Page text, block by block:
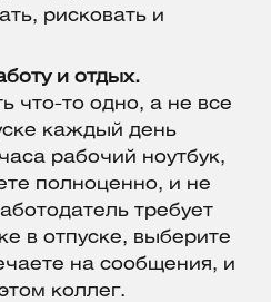
рисковать и
и отдых.
что-то одно, а не все
каждый день
рабочий ноутбук,
полноценно, и не
требует
в отпуске, выберите
на сообщения, и
коллег.